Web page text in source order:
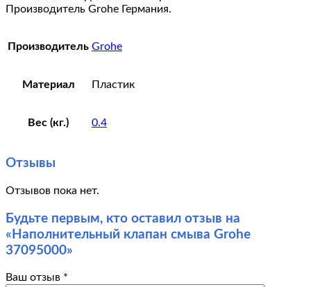
Производитель Grohe Германия.
Производитель Grohe
Материал Пластик
Вес (кг.) 0.4
Отзывы
Отзывов пока нет.
Будьте первым, кто оставил отзыв на
«Наполнительный клапан смыва Grohe
37095000»
Ваш отзыв *